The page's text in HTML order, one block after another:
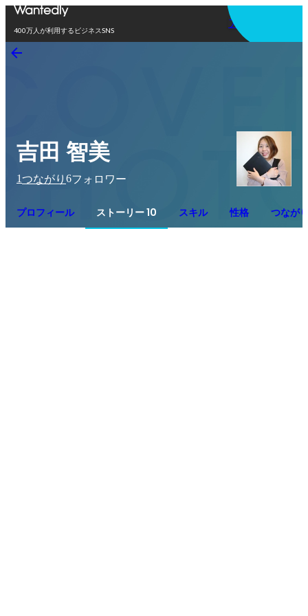
400万人が利用するビジネスSNS
アプリを使う
吉田 智美
1つながり 6フォロワー
プロフィール ストーリー 10 スキル 性格 つなが